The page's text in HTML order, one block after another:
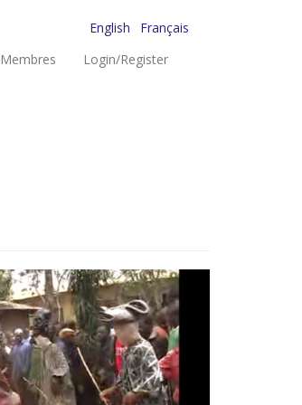
English
Français
Membres Login/Register